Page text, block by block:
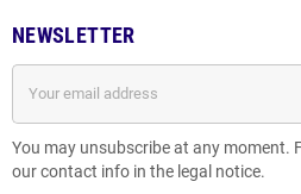
NEWSLETTER
You may unsubscribe at any moment.
our contact info in the legal notice.